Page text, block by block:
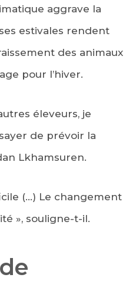
aggrave la
estivales rendent
des animaux
pour l’hiver.
éleveurs, je
de prévoir la
Lkhamsuren.
(…) Le changement
», souligne-t-il.